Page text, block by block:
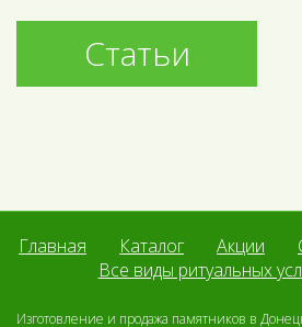
Статьи
Главная Каталог Акции
Все виды ритуальных
Изготовление и продажа памятников в